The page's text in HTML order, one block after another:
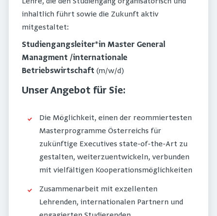
inhaltlich führt sowie die Zukunft aktiv
mitgestaltet:
Studiengangsleiter*in Master General
Managment /internationale
Betriebswirtschaft (m/w/d)
Unser Angebot für Sie:
Die Möglichkeit, einen der reommiertesten
Masterprogramme Österreichs für
zukünftige Executives state-of-the-Art zu
gestalten, weiterzuentwickeln, verbunden
mit vielfältigen Kooperationsmöglichkeiten
Zusammenarbeit mit exzellenten
Lehrenden, internationalen Partnern und